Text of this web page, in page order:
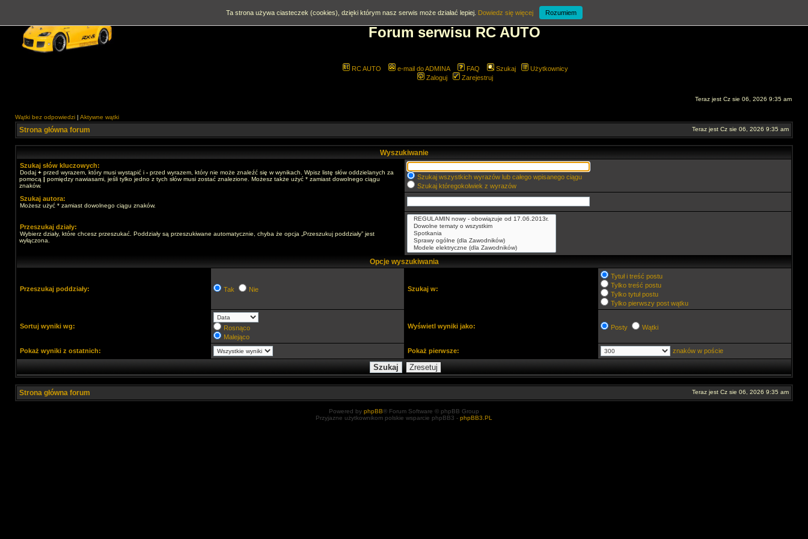
Forum serwisu RC AUTO
RC AUTO e-mail do ADMINA FAQ Szukaj
Użytkownicy
Zaloguj
Zarejestruj
Teraz jest Cz sie 06, 2026 9:35 am
Wątki bez odpowiedzi | Aktywne wątki
Strona główna forum Teraz jest Cz sie 06, 2026 9:35 am
Wyszukiwanie
Szukaj słów kluczowych:
Dodaj + przed wyrazem, który musi wystąpić i - przed wyrazem, który nie może znaleźć się w wynikach. Wpisz listę słów oddzielanych za
pomocą | pomiędzy nawiasami, jeśli tylko jedno z tych słów musi zostać znalezione. Możesz także użyć * zamiast dowolnego ciągu
znaków.
Szukaj wszystkich wyrazów lub całego wpisanego ciągu
Szukaj któregokolwiek z wyrazów
Szukaj autora:
Możesz użyć * zamiast dowolnego ciągu znaków.
Przeszukaj działy:
Wybierz działy, które chcesz przeszukać. Poddziały są przeszukiwane automatycznie, chyba że opcja „Przeszukuj poddziały” jest
wyłączona.
Opcje wyszukiwania
Przeszukaj poddziały: Tak Nie Szukaj w:
Tytuł i treść postu
Tylko treść postu
Tylko tytuł postu
Tylko pierwszy post wątku
Sortuj wyniki wg:
Rosnąco
Malejąco
Wyświetl wyniki jako: Posty Wątki
Pokaż wyniki z ostatnich: Pokaż pierwsze: znaków w poście
Strona główna forum Teraz jest Cz sie 06, 2026 9:35 am
Powered by phpBB® Forum Software © phpBB Group
Przyjazne użytkownikom polskie wsparcie phpBB3 - phpBB3.PL
Ta strona używa ciasteczek (cookies), dzięki którym nasz serwis może działać lepiej. Dowiedz się więcej Rozumiem